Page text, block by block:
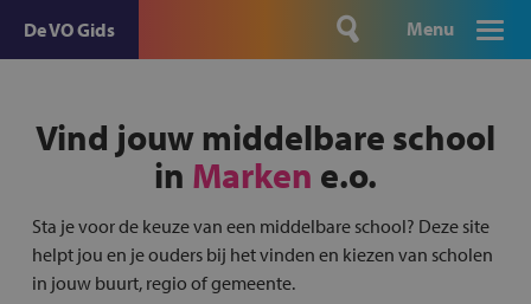
De VO Gids Menu
Vind jouw middelbare school
in Marken e.o.
Sta je voor de keuze van een middelbare school? Deze site
helpt jou en je ouders bij het vinden en kiezen van scholen
in jouw buurt, regio of gemeente.